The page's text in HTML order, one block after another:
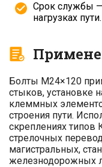
Срок службы
нагрузках пути.
Болты М24×120
стыков, установке
клеммных
строения пути.
скреплениях
стрелочных
магистральных,
железнодорожных